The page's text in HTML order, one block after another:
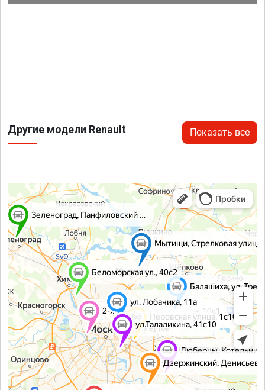
Другие модели Renault Показать все